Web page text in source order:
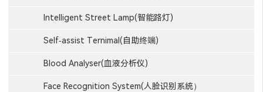
Intelligent Street Lamp(智能路灯)
Self-assist Ternimal(自助终端)
Blood Analyser(血液分析仪)
Face Recognition System(人脸识别系统）